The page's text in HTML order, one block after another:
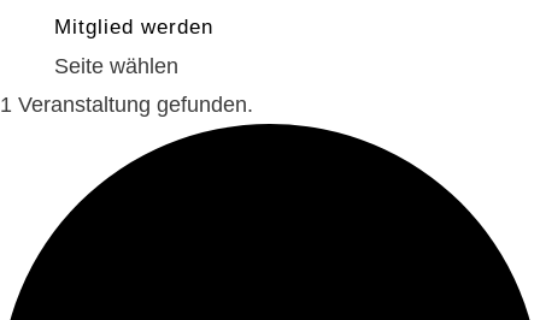
Mitglied werden
Seite wählen
1 Veranstaltung gefunden.